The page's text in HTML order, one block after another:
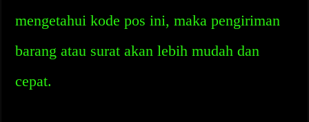
mengetahui kode pos ini, maka pengiriman
barang atau surat akan lebih mudah dan
cepat.